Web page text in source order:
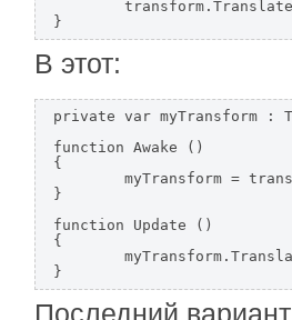
}
В этот:
private var myTransform :
function Awake ()
{
}
function Update ()
{
}
Последний